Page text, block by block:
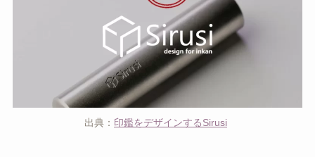
出典： 印鑑をデザインするSirusi